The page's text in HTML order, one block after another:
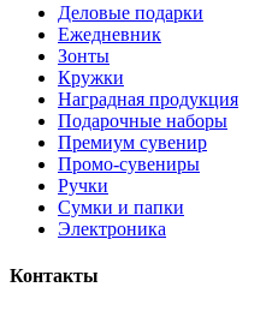
Деловые подарки
Ежедневник
Зонты
Кружки
Наградная продукция
Подарочные наборы
Премиум сувенир
Промо-сувениры
Ручки
Сумки и папки
Электроника
Контакты